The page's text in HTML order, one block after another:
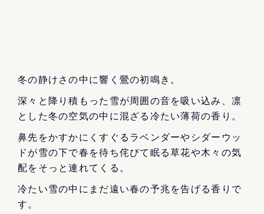
冬の静けさの中に響く鶯の初鳴き。
深々と降り積もった雪が周囲の音を吸い込み、凛
とした冬の空気の中に混ざる冷たい薄荷の香り。
鼻先をかすかにくすぐるラベンダーやシダーウッ
ドが雪の下で春を待ち侘びて眠る草花や木々の気
配をそっと連れてくる。
冷たい雪の中にまだ遠い春の予兆を告げる香りで
す。